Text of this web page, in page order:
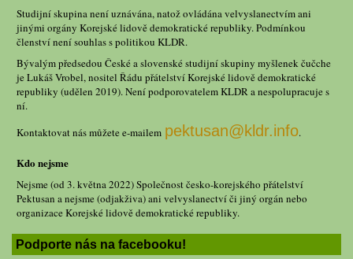
Studijní skupina není uznávána, natož ovládána velvyslanectvím ani
jinými orgány Korejské lidově demokratické republiky. Podmínkou
členství není souhlas s politikou KLDR.
Bývalým předsedou České a slovenské studijní skupiny myšlenek čučche
je Lukáš Vrobel, nositel Řádu přátelství Korejské lidově demokratické
republiky (udělen 2019). Není podporovatelem KLDR a nespolupracuje s
ní.
Kontaktovat nás můžete e-mailem pektusan@kldr.info.
Kdo nejsme
Nejsme (od 3. května 2022) Společnost česko-korejského přátelství
Pektusan a nejsme (odjakživa) ani velvyslanectví či jiný orgán nebo
organizace Korejské lidově demokratické republiky.
Podporte nás na facebooku!